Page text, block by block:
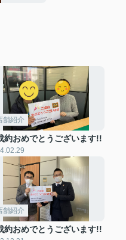
舗紹介
約おめでとうございます!!
舗紹介
約おめでとうございます!!